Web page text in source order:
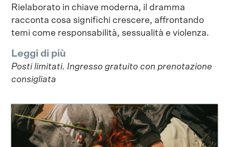
Rielaborato in chiave moderna, il dramma
racconta cosa significhi crescere, affrontando
temi come responsabilità, sessualità e violenza.
Leggi di più
Posti limitati. Ingresso gratuito con prenotazione
consigliata